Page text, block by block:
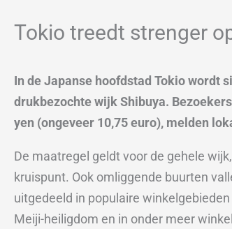
Tokio treedt strenger
In de Japanse hoofdstad Tokio wordt
drukbezochte wijk Shibuya.
yen (ongeveer 10,75 euro), melden
De maatregel geldt voor de gehele
kruispunt. Ook omliggende buurten
uitgedeeld in populaire
Meiji-heiligdom en in onder meer